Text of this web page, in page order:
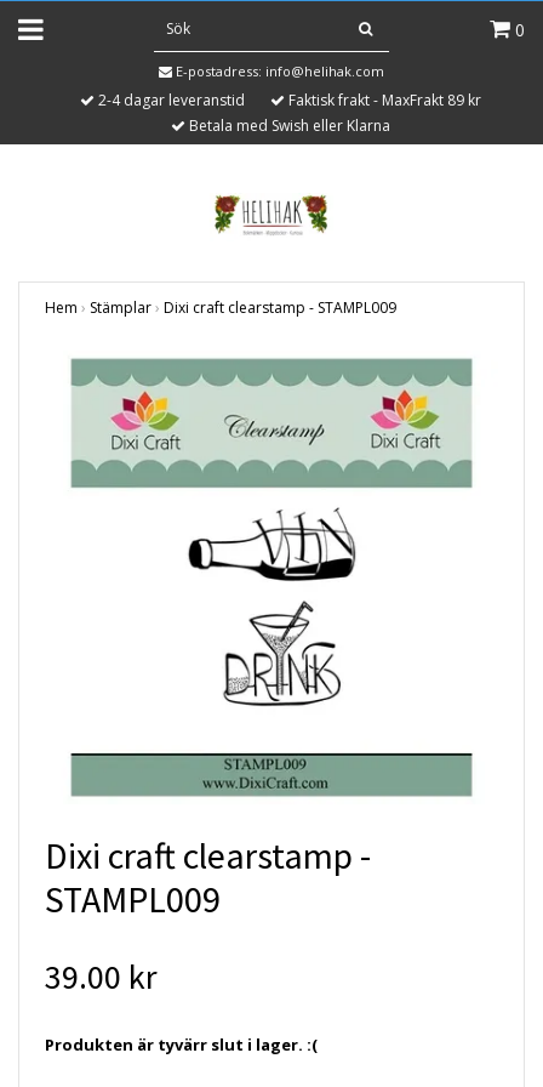
0
E-postadress: info@helihak.com
2-4 dagar leveranstid
Faktisk frakt - MaxFrakt 89 kr
Betala med Swish eller Klarna
Hem › Stämplar› Dixi craft clearstamp - STAMPL009
Dixi craft clearstamp -
STAMPL009
39.00 kr
Produkten är tyvärr slut i lager. :(